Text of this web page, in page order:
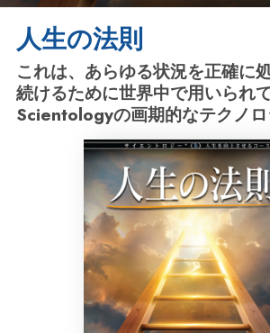
人生の法則
これは、あらゆる状況を正確に
続けるために世界中で用いられて
Scientologyの画期的なテクノロ